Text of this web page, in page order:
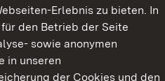
Erlebnis zu bieten. In
den Betrieb der Seite
sowie anonymen
in unseren
der Cookies und den